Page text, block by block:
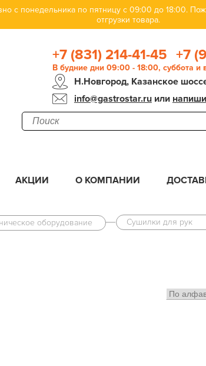
с понедельника по пятницу с 09:00 до 18:00.
отгрузки товара.
+7 (831) 214-41-45 +7
В будние дни 09:00 - 18:00, суббота и
Н.Новгород, Казанское
info@gastrostar.ruили
АКЦИИ О КОМПАНИИ
оборудование Сушилки для рук